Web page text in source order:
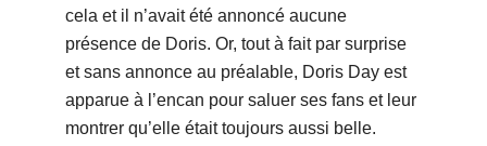
cela et il n’avait été annoncé aucune
présence de Doris. Or, tout à fait par surprise
et sans annonce au préalable, Doris Day est
apparue à l’encan pour saluer ses fans et leur
montrer qu’elle était toujours aussi belle.